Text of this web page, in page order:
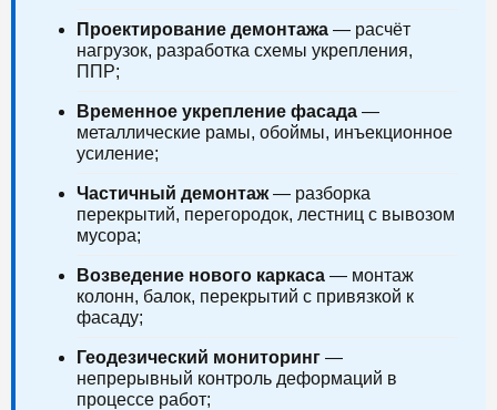
Проектирование демонтажа — расчёт
нагрузок, разработка схемы укрепления,
ППР;
Временное укрепление фасада —
металлические рамы, обоймы, инъекционное
усиление;
Частичный демонтаж— разборка
перекрытий, перегородок, лестниц с вывозом
мусора;
Возведение нового каркаса — монтаж
колонн, балок, перекрытий с привязкой к
фасаду;
Геодезический мониторинг —
непрерывный контроль деформаций в
процессе работ;